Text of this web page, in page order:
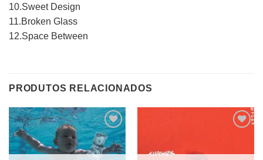
10.Sweet Design
11.Broken Glass
12.Space Between
PRODUTOS RELACIONADOS
Adicionar
a lista de
desejos